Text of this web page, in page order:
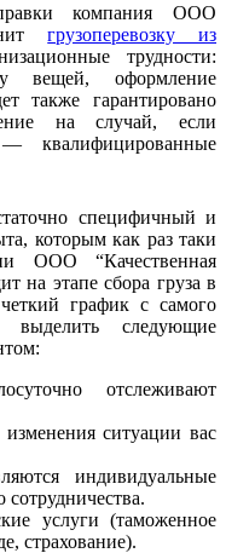
компания ООО
грузоперевозку из
трудности:
вещей, оформление
также гарантировано
на случай, если
квалифицированные
специфичный и
которым как раз таки
ООО “Качественная
на этапе сбора груза в
график с самого
следующие
отслеживают
ситуации вас
индивидуальные
сотрудничества.
услуги (таможенное
страхование).